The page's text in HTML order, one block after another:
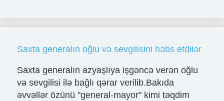
Saxta generalın oğlu və sevgilisini həbs etdilər
Saxta generalın azyaşlıya işgəncə verən oğlu
və sevgilisi ilə bağlı qərar verilib.Bakıda
əvvəllər özünü "general-mayor" kimi təqdim